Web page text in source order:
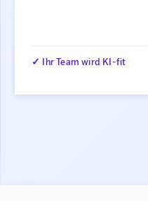
✓ Ihr Team wird KI-fit